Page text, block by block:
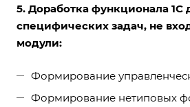
5. Доработка функционала 1С
специфических задач, не
модули:
Формирование
Формирование нетиповых